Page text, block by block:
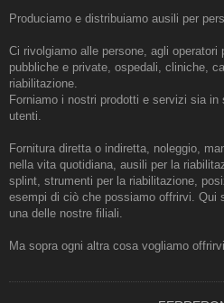
Produciamo e distribuiamo ausili per
Ci rivolgiamo alle persone, agli operatori
pubbliche e private, ospedali, cliniche,
riabilitazione.
Forniamo i nostri prodotti e servizi sia
utenti.
Fornitura diretta o indiretta, noleggio,
nella vita quotidiana, ausili per la
splint, strumenti per la riabilitazione,
esempi di ciò che possiamo offrirvi. Qui
una delle nostre filiali.
Ma sopra ogni altra cosa vogliamo